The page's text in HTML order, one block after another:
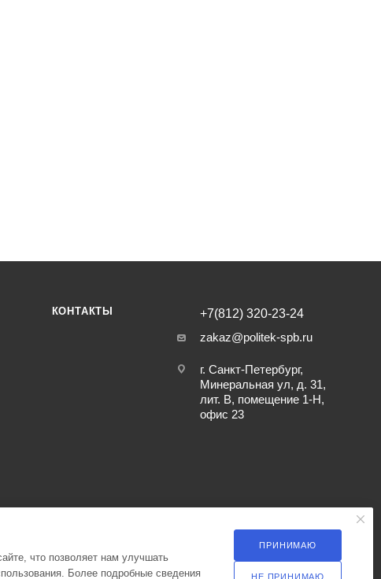
КОНТАКТЫ
+7(812) 320-23-24
zakaz@politek-spb.ru
г. Санкт-Петербург,
Минеральная ул, д. 31,
лит. В, помещение 1-Н,
офис 23
что позволяет нам улучшать
Более подробные сведения
ПРИНИМАЮ
НЕ ПРИНИМАЮ